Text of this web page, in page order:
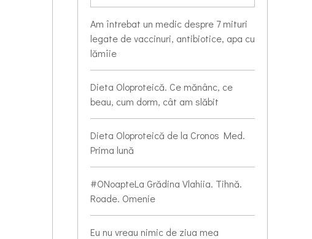
Am întrebat un medic despre 7 mituri
legate de vaccinuri, antibiotice, apa cu
lămîie
Dieta Oloproteică. Ce mănânc, ce
beau, cum dorm, cât am slăbit
Dieta Oloproteică de la Cronos Med.
Prima lună
#ONoapteLa Grădina Vlahiia. Tihnă.
Roade. Omenie
Eu nu vreau nimic de ziua mea